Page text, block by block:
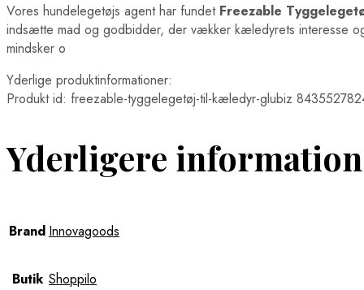
Vores hundelegetøjs agent har fundet Freezable
indsætte mad og godbidder, der vækker kæledyrets interesse
mindsker o
Yderlige produktinformationer:
Produkt id: freezable-tyggelegetøj-til-kæledyr-glubiz
Yderligere information
Brand Innovagoods
Butik Shoppilo